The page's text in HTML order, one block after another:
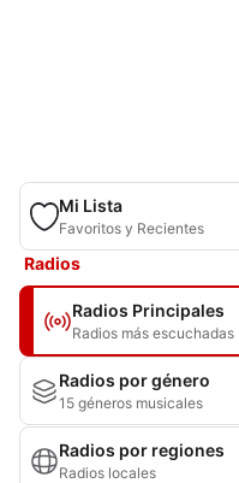
Mi Lista
Favoritos y Recientes
Radios
Radios Principales
Radios más escuchadas
Radios por género
15 géneros musicales
Radios por regiones
Radios locales